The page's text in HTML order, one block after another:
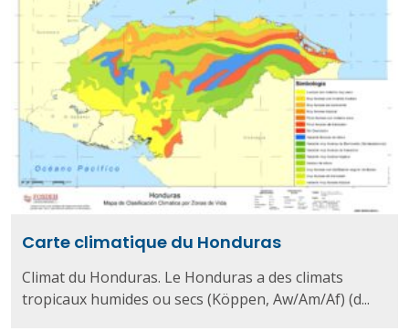
Carte climatique du Honduras
Climat du Honduras. Le Honduras a des climats
tropicaux humides ou secs (Köppen, Aw/Am/Af) (d...